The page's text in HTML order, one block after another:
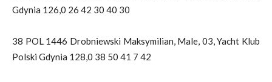
Gdynia 126,0 26 42 30 40 30
38 POL 1446 Drobniewski Maksymilian, Male, 03, Yacht Klub
Polski Gdynia 128,0 38 50 41 7 42